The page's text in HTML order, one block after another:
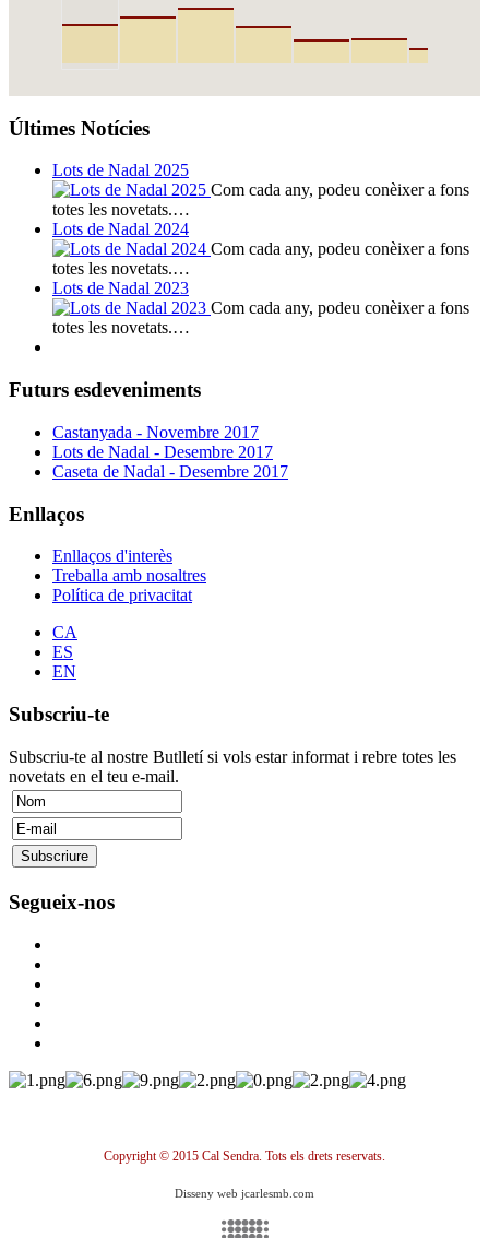
Últimes Notícies
Lots de Nadal 2025
Com cada any, podeu conèixer a fons
totes les novetats.…
Lots de Nadal 2024
Com cada any, podeu conèixer a fons
totes les novetats.…
Lots de Nadal 2023
Com cada any, podeu conèixer a fons
totes les novetats.…
Futurs esdeveniments
Castanyada - Novembre 2017
Lots de Nadal - Desembre 2017
Caseta de Nadal - Desembre 2017
Enllaços
Enllaços d'interès
Treballa amb nosaltres
Política de privacitat
CA
ES
EN
Subscriu-te
Subscriu-te al nostre Butlletí si vols estar informat i rebre totes les
novetats en el teu e-mail.
Segueix-nos
Copyright © 2015 Cal Sendra. Tots els drets reservats.
Disseny web jcarlesmb.com